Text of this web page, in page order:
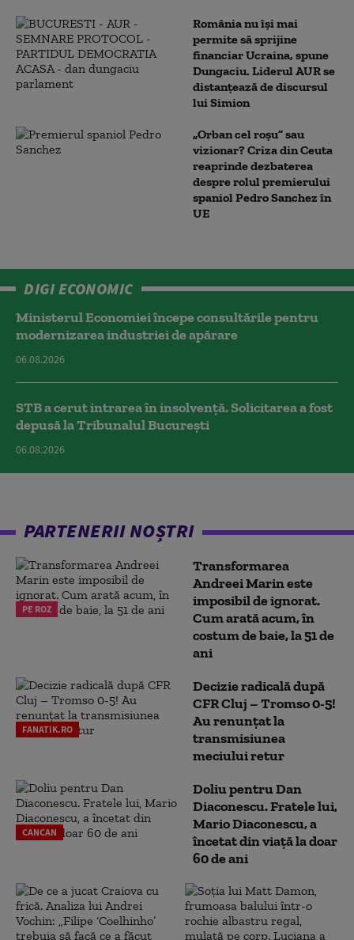
România nu își mai
permite să sprijine
financiar Ucraina, spune
Dungaciu. Liderul AUR se
distanțează de discursul
lui Simion
„Orban cel roșu” sau
vizionar? Criza din Ceuta
reaprinde dezbaterea
despre rolul premierului
spaniol Pedro Sanchez în
UE
DIGI ECONOMIC
Ministerul Economiei începe consultările pentru
modernizarea industriei de apărare
06.08.2026
STB a cerut intrarea în insolvență. Solicitarea a fost
depusă la Tribunalul București
06.08.2026
PARTENERII NOȘTRI
PE ROZ
Transformarea
Andreei Marin este
imposibil de ignorat.
Cum arată acum, în
costum de baie, la 51 de
ani
FANATIK.RO
Decizie radicală după
CFR Cluj – Tromso 0-5!
Au renunțat la
transmisiunea
meciului retur
CANCAN
Doliu pentru Dan
Diaconescu. Fratele lui,
Mario Diaconescu, a
încetat din viață la doar
60 de ani